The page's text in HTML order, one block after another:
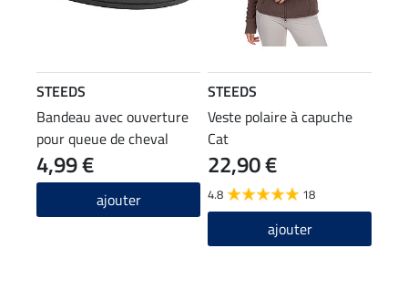
STEEDS
Bandeau avec ouverture
pour queue de cheval
4,99 €
ajouter
STEEDS
Veste polaire à capuche
Cat
22,90 €
4.8 18
ajouter